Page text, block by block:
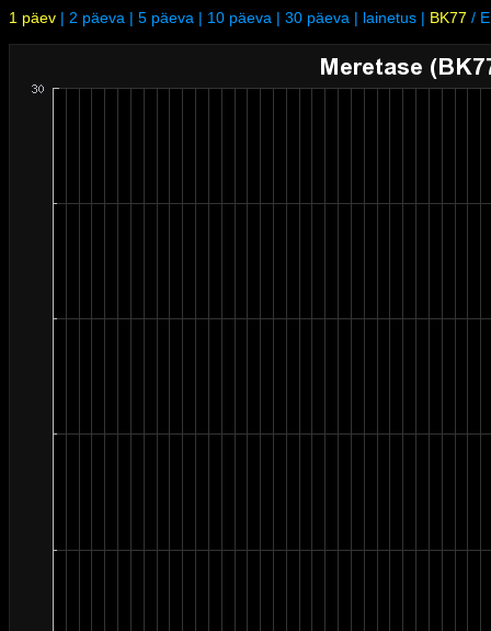
1 päev | 2 päeva | 5 päeva | 10 päeva | 30 päeva | lainetus | BK77 /